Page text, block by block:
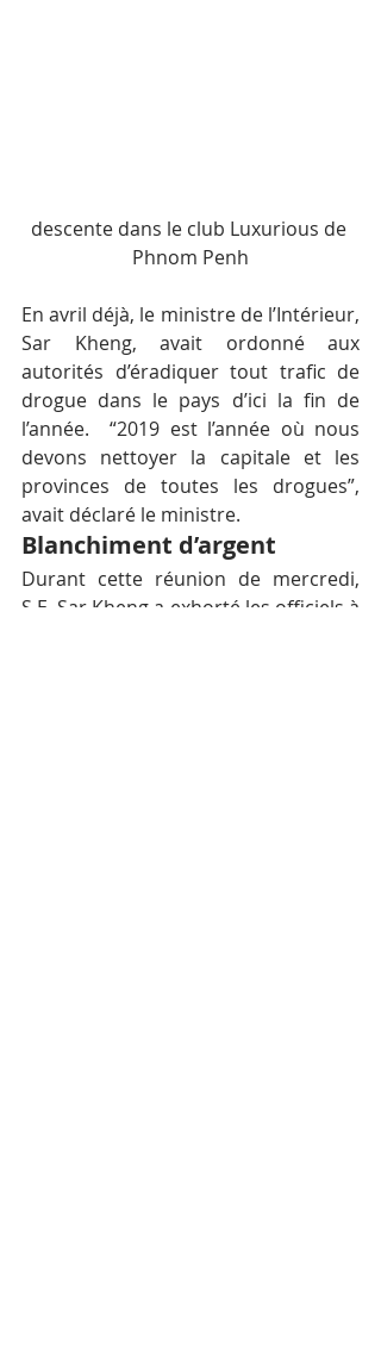
descente dans le club Luxurious de
Phnom Penh
En avril déjà, le ministre de l’Intérieur,
Sar Kheng, avait ordonné aux
autorités d’éradiquer tout trafic de
drogue dans le pays d’ici la fin de
l’année.  “2019 est l’année où nous
devons nettoyer la capitale et les
provinces de toutes les drogues”,
avait déclaré le ministre.
Blanchiment d’argent
Durant cette réunion de mercredi,
S.E. Sar Kheng a exhorté les officiels à